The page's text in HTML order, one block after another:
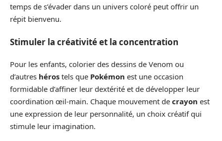
temps de s’évader dans un univers coloré peut offrir un
répit bienvenu.
Stimuler la créativité et la concentration
Pour les enfants, colorier des dessins de Venom ou
d’autres héros tels que Pokémon est une occasion
formidable d’affiner leur dextérité et de développer leur
coordination œil-main. Chaque mouvement de crayon est
une expression de leur personnalité, un choix créatif qui
stimule leur imagination.